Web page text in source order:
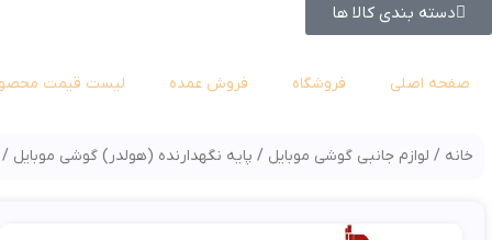
دسته بندی کالا ها
صفحه اصلی فروشگاه فروش عمده لیست قیمت
خانه لوازم جانبی گوشی موبایل پایه نگهدارنده (هولدر) گوشی موبایل